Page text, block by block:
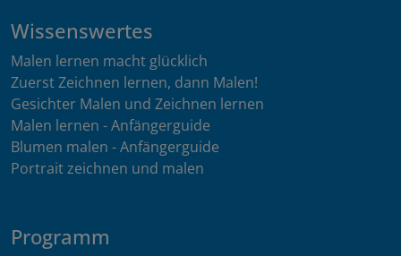
Wissenswertes
Malen lernen macht glücklich
Zuerst Zeichnen lernen, dann Malen!
Gesichter Malen und Zeichnen lernen
Malen lernen - Anfängerguide
Blumen malen - Anfängerguide
Portrait zeichnen und malen
Programm